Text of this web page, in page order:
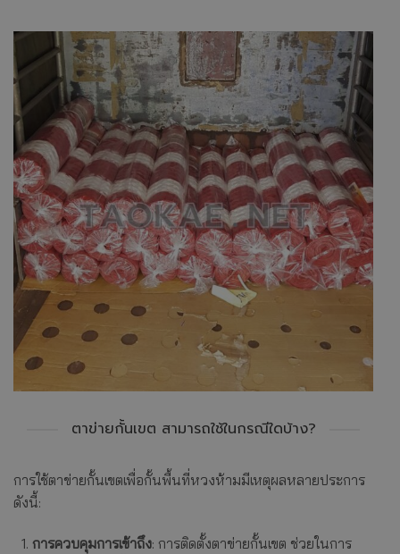
ตาข่ายกั้นเขต สามารถใช้ในกรณีใดบ้าง?
การใช้ตาข่ายกั้นเขตเพื่อกั้นพื้นที่หวงห้ามมีเหตุผลหลายประการ
ดังนี้:
การควบคุมการเข้าถึง: การติดตั้งตาข่ายกั้นเขต ช่วยในการ